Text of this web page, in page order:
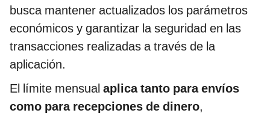
busca mantener actualizados los parámetros
económicos y garantizar la seguridad en las
transacciones realizadas a través de la
aplicación.
El límite mensual aplica tanto para envíos
como para recepciones de dinero,